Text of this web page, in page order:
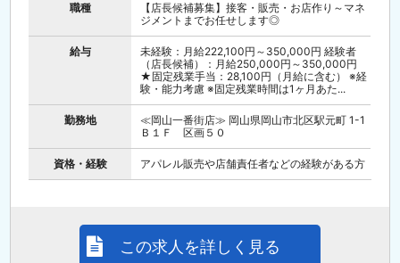
職種
【店長候補募集】接客・販売・お店作り～マネ
ジメントまでお任せします◎
給与
未経験：月給222,100円～350,000円 経験者
（店長候補）：月給250,000円～350,000円
★固定残業手当：28,100円（月給に含む） ※経
験・能力考慮 ※固定残業時間は1ヶ月あた...
勤務地
≪岡山一番街店≫ 岡山県岡山市北区駅元町 1-1
Ｂ１Ｆ 区画５０
資格・経験 アパレル販売や店舗責任者などの経験がある方
この求人を詳しく見る